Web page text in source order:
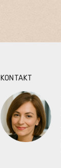
KONTAKT